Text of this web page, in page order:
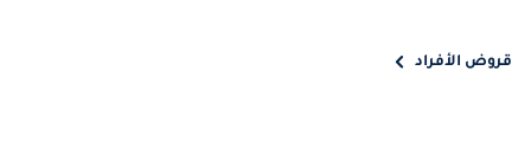
قروض الأفراد